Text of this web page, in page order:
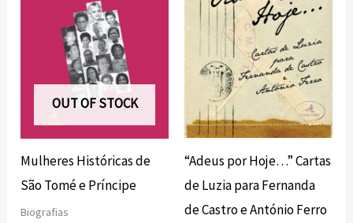
OUT OF STOCK
Mulheres Históricas de
São Tomé e Príncipe
Biografias
“Adeus por Hoje…” Cartas
de Luzia para Fernanda
de Castro e António Ferro